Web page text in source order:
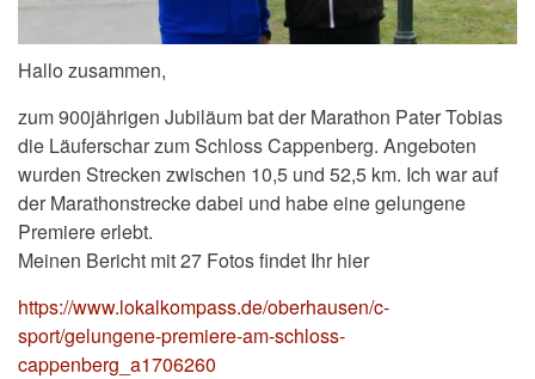
Hallo zusammen,
zum 900jährigen Jubiläum bat der Marathon Pater Tobias
die Läuferschar zum Schloss Cappenberg. Angeboten
wurden Strecken zwischen 10,5 und 52,5 km. Ich war auf
der Marathonstrecke dabei und habe eine gelungene
Premiere erlebt.
Meinen Bericht mit 27 Fotos findet Ihr hier
https://www.lokalkompass.de/oberhausen/c-
sport/gelungene-premiere-am-schloss-
cappenberg_a1706260